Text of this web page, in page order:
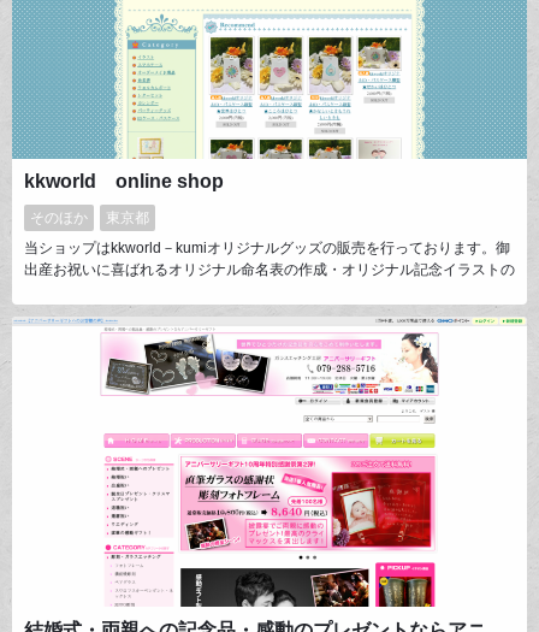
kkworld online shop
そのほか
東京都
当ショップはkkworld－kumiオリジナルグッズの販売を行っております。御
出産お祝いに喜ばれるオリジナル命名表の作成・オリジナル記念イラストの
います。そのほか、上級バースデープランナーの資格を持つkumiの、パー
ティーデコレーションで使えるハンドメイドオリジナルパーティーグッズの
販売も行なっております。